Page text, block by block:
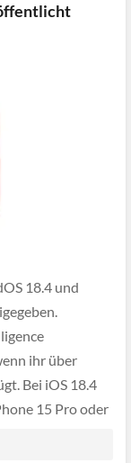
18.4 und
ihr über
Bei iOS 18.4
15 Pro oder